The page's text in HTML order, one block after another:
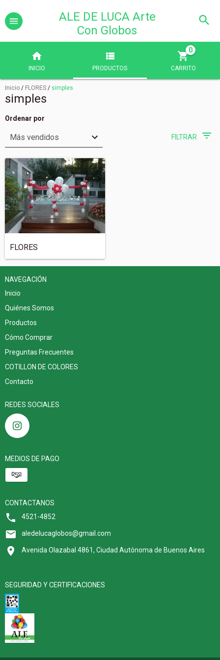
ALE DE LUCA Arte
Con Globos
INICIO PRODUCTOS CARRITO
0
Inicio / FLORES / simples
simples
Ordenar por
FILTRAR
FLORES
NAVEGACIÓN
Inicio
Quiénes Somos
Productos
Cómo Comprar
Preguntas Frecuentes
COTILLON DE COLORES
Contacto
REDES SOCIALES
MEDIOS DE PAGO
CONTACTANOS
4521-4852
aledelucaglobos@gmail.com
Avenida Olazabal 4861, Ciudad Autónoma de Buenos Aires
SEGURIDAD Y CERTIFICACIONES